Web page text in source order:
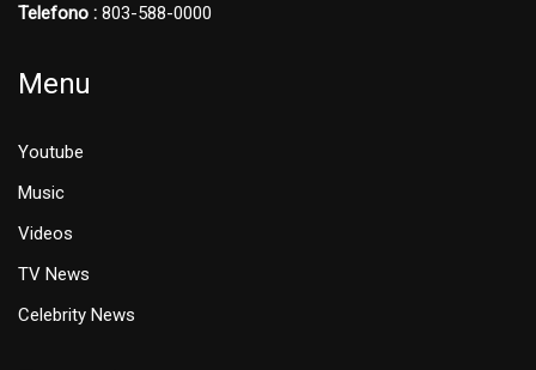
Telefono : 803-588-0000
Menu
Youtube
Music
Videos
TV News
Celebrity News